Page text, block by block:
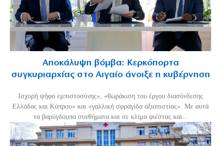
Αποκάλυψη βόμβα: Κερκόπορτα
συγκυριαρχίας στο Αιγαίο άνοιξε η κυβέρνηση
Ισχυρή ψήφο εμπιστοσύνης», «θωράκιση του έργου διασύνδεσης
Ελλάδας και Κύπρου» και «γαλλική σφραγίδα αξιοπιστίας». Με αυτά
τα βαρύγδουπα συνθήματα και σε κλίμα φιέστας και...